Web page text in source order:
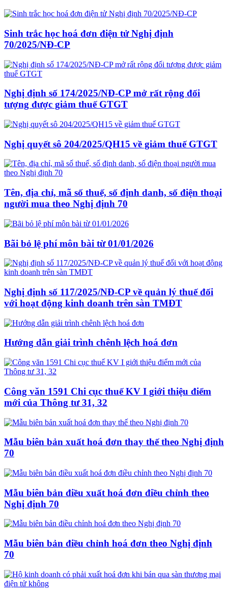
Sinh trắc học hoá đơn điện tử Nghị định
70/2025/NĐ-CP
Nghị định số 174/2025/NĐ-CP mở rất rộng đối
tượng được giảm thuế GTGT
Nghị quyết sô 204/2025/QH15 về giảm thuế GTGT
Tên, địa chỉ, mã số thuế, số định danh, số điện thoại
người mua theo Nghị định 70
Bãi bỏ lệ phí môn bài từ 01/01/2026
Nghị định số 117/2025/NĐ-CP về quản lý thuế đối
với hoạt động kinh doanh trên sàn TMĐT
Hướng dẫn giải trình chênh lệch hoá đơn
Công văn 1591 Chi cục thuế KV I giới thiệu điểm
mới của Thông tư 31, 32
Mẫu biên bản xuất hoá đơn thay thế theo Nghị định
70
Mẫu biên bản điều xuất hoá đơn điều chỉnh theo
Nghị định 70
Mẫu biên bản điều chỉnh hoá đơn theo Nghị định
70